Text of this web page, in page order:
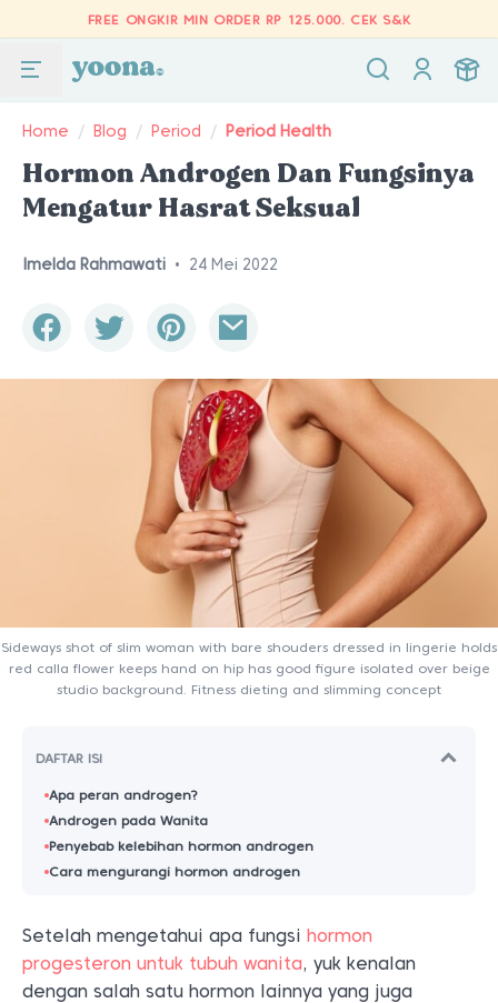
FREE ONGKIR MIN ORDER RP 125.000. CEK S&K
Home / Blog / Period / Period Health
Hormon Androgen Dan Fungsinya
Mengatur Hasrat Seksual
Imelda Rahmawati • 24 Mei 2022
Sideways shot of slim woman with bare shouders dressed in lingerie holds
red calla flower keeps hand on hip has good figure isolated over beige
studio background. Fitness dieting and slimming concept
DAFTAR ISI
Apa peran androgen?
Androgen pada Wanita
Penyebab kelebihan hormon androgen
Cara mengurangi hormon androgen
Setelah mengetahui apa fungsi hormon
progesteron untuk tubuh wanita, yuk kenalan
dengan salah satu hormon lainnya yang juga